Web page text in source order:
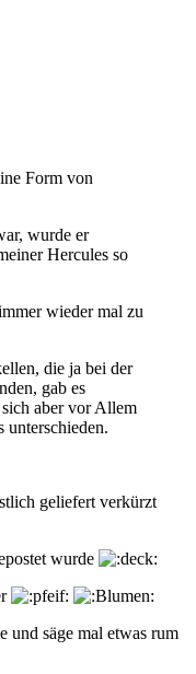
Form von
wurde er
Hercules so
wieder mal zu
die ja bei der
gab es
aber vor Allem
unterschieden.
geliefert verkürzt
wurde
und säge mal etwas rum